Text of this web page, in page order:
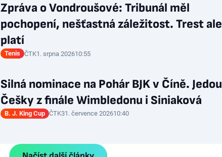
Zpráva o Vondroušové: Tribunál měl
pochopení, nešťastná záležitost. Trest ale
platí
Tenis ČTK1. srpna 202610:55
Silná nominace na Pohár BJK v Číně. Jedou
Češky z finále Wimbledonu i Siniaková
B. J. King Cup ČTK31. července 202610:40